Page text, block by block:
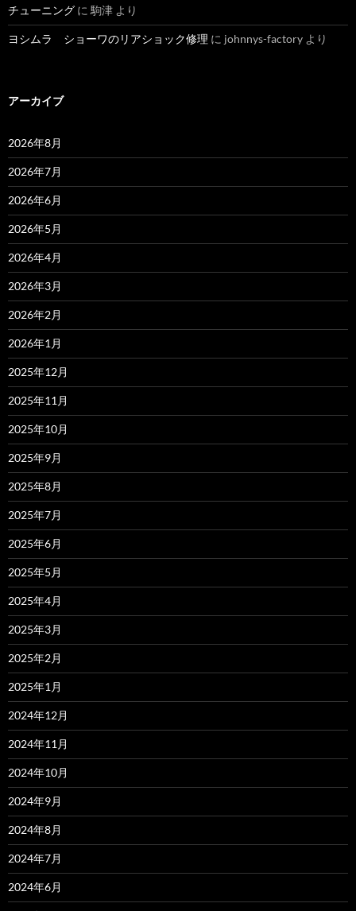
チューニング に 駒津 より
ヨシムラ ショーワのリアショック修理 に johnnys-factory より
アーカイブ
2026年8月
2026年7月
2026年6月
2026年5月
2026年4月
2026年3月
2026年2月
2026年1月
2025年12月
2025年11月
2025年10月
2025年9月
2025年8月
2025年7月
2025年6月
2025年5月
2025年4月
2025年3月
2025年2月
2025年1月
2024年12月
2024年11月
2024年10月
2024年9月
2024年8月
2024年7月
2024年6月